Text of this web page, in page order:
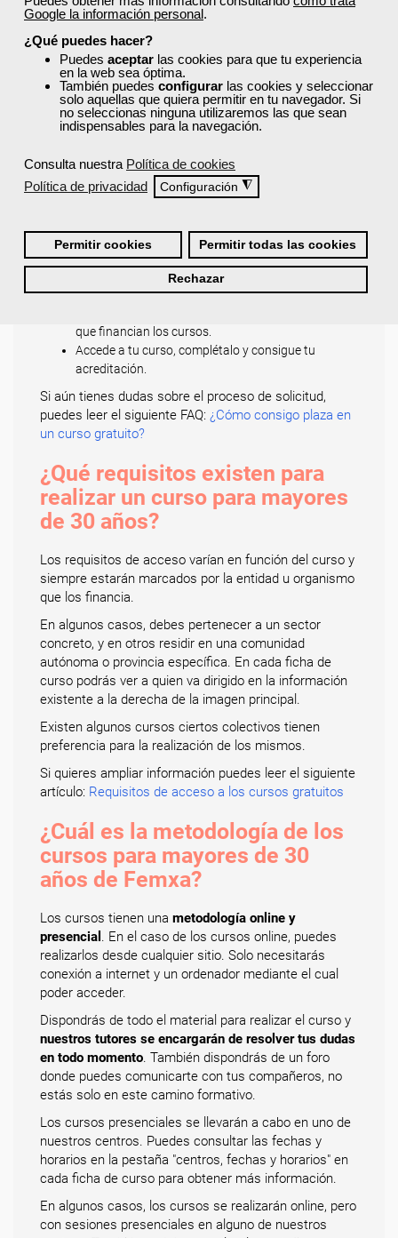
Google la información personal.
¿Qué puedes hacer?
Puedes aceptar las cookies para que tu experiencia
en la web sea óptima.
También puedes configurar las cookies y seleccionar
solo aquellas que quiera permitir en tu navegador. Si
no seleccionas ninguna utilizaremos las que sean
indispensables para la navegación.
Consulta nuestra Política de cookies
Política de privacidad
Configuración ◮
Permitir cookies Permitir todas las cookies
Rechazar
todos los cursos disponibles y descubre la formación
¿Cómo solicitar plaza en un
curso de Femxa para mayores
de 30 años?
Regístrate y cubre todos tus datos. Esto es
importante para comprobar que cumples todos los
Explora toda nuestra oferta formativa para
encontrar el curso que mejor se adapte a tus
Solicita tu plaza y envía tu documentación o
que financian los cursos.
Accede a tu curso, complétalo y consigue tu
acreditación.
Si aún tienes dudas sobre el proceso de solicitud,
puedes leer el siguiente FAQ: ¿Cómo consigo plaza en
un curso gratuito?
¿Qué requisitos existen para
realizar un curso para mayores
de 30 años?
Los requisitos de acceso varían en función del curso y
siempre estarán marcados por la entidad u organismo
que los financia.
En algunos casos, debes pertenecer a un sector
concreto, y en otros residir en una comunidad
autónoma o provincia específica. En cada ficha de
curso podrás ver a quien va dirigido en la información
existente a la derecha de la imagen principal.
Existen algunos cursos ciertos colectivos tienen
preferencia para la realización de los mismos.
Si quieres ampliar información puedes leer el siguiente
artículo: Requisitos de acceso a los cursos gratuitos
¿Cuál es la metodología de los
cursos para mayores de 30
años de Femxa?
Los cursos tienen una metodología online y
presencial . En el caso de los cursos online, puedes
realizarlos desde cualquier sitio. Solo necesitarás
conexión a internet y un ordenador mediante el cual
poder acceder.
Dispondrás de todo el material para realizar el curso y
nuestros tutores se encargarán de resolver tus dudas
en todo momento. También dispondrás de un foro
donde puedes comunicarte con tus compañeros, no
estás solo en este camino formativo.
Los cursos presenciales se llevarán a cabo en uno de
nuestros centros. Puedes consultar las fechas y
horarios en la pestaña "centros, fechas y horarios" en
cada ficha de curso para obtener más información.
En algunos casos, los cursos se realizarán online, pero
con sesiones presenciales en alguno de nuestros